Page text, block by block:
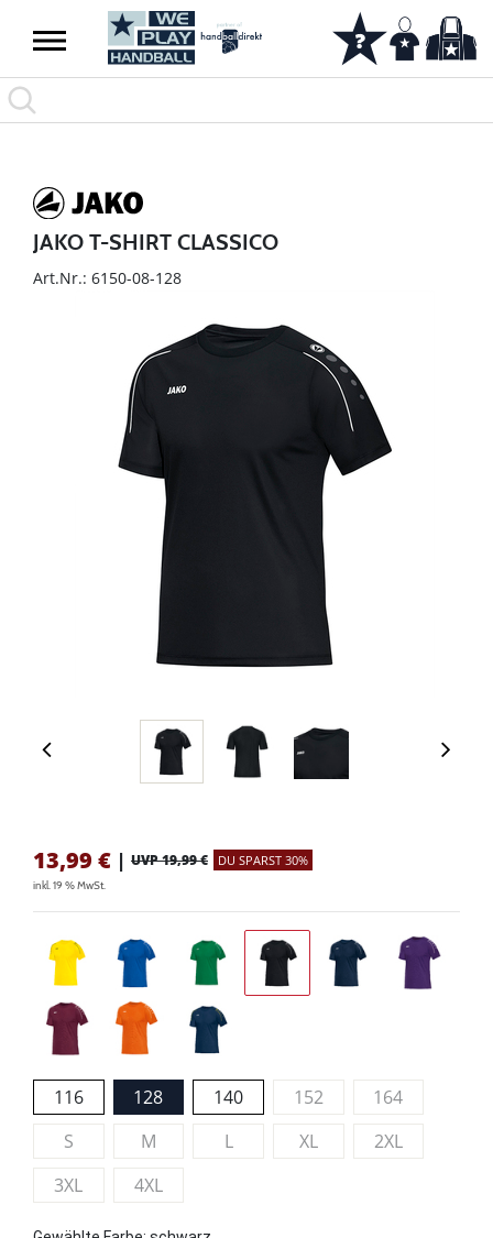
JAKO T-SHIRT CLASSICO
Art.Nr.: 6150-08-128
13,99 € | UVP 19,99 € DU SPARST 30%
inkl. 19 % MwSt.
116 128 140 152
164
S
M L XL
2XL
3XL
4XL